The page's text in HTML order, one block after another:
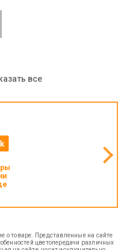
все
о товаре. Представленные на сайте
цветопередачи различных